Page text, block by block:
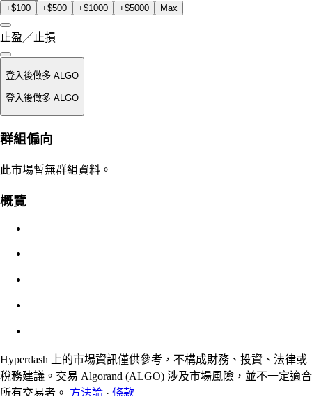
+$100 +$500 +$1000 +$5000 Max
止盈／止損
登入後做多 ALGO
登入後做多 ALGO
強平價
不適用
訂單價值
群組偏向
此市場暫無群組資料。
概覽
Hyperdash 上的市場資訊僅供參考，不構成財務、投資、法律或
稅務建議。交易 Algorand (ALGO) 涉及市場風險，並不一定適合
所有交易者。 方法論 · 條款